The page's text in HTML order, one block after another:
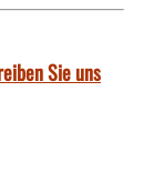
Sie uns